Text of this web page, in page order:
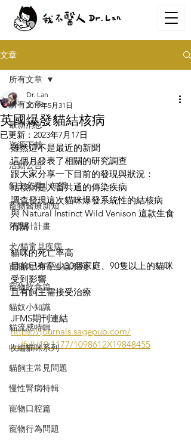
文章
所有文章
最新消息
資源下載
活動公告
飼主必看小知識
寵物醫療新知
預防針計畫
犬/貓常見疾病
寵物內/外寄生蟲系列
寵物飲食篇
貓奴小知識
貓流感特輯
收編貓咪系列
貓飼主常見問題
慢性腎病特輯
寵物口腔篇
寵物行為問題
所有文章
英國爆發貓結核病
Dr. Lan
2019年5月31日
已更新： 2023年7月17日
雖然這不是最近的新聞
這個月發表了相關的研究調查
跟大家分享一下目前的發現與狀況：
結核病是人畜共通的傳染疾病
調查發現這次貓咪爆發系統性的結核病
與 Natural Instinct Wild Venison 這款生食
有關
貓咪的死亡率高
目前已有至少30個家庭、90隻以上的貓咪
受到影響
且有飼主需接受治療
JFMS期刊連結
https://journals.sagepub.com/
…/full/10.1177/1098612X19848455